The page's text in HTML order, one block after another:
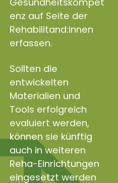
enz auf Seite der
Rehabilitand:innen
erfassen.
Sollten die
entwickelten
Materialien und
Tools erfolgreich
evaluiert werden,
können sie künftig
auch in weiteren
Reha-Einrichtungen
eingesetzt werden